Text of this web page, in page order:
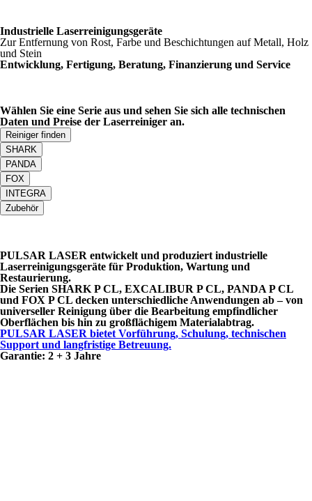
Industrielle Laserreinigungsgeräte
Zur Entfernung von Rost, Farbe und Beschichtungen auf Metall, Holz
und Stein
Entwicklung, Fertigung, Beratung, Finanzierung und Service
Wählen Sie eine Serie aus und sehen Sie sich alle technischen
Daten und Preise der Laserreiniger an.
Reiniger finden
SHARK
PANDA
FOX
INTEGRA
Zubehör
PULSAR LASER entwickelt und produziert industrielle
Laserreinigungsgeräte für Produktion, Wartung und
Restaurierung.
Die Serien SHARK P CL, EXCALIBUR P CL, PANDA P CL
und FOX P CL decken unterschiedliche Anwendungen ab – von
universeller Reinigung über die Bearbeitung empfindlicher
Oberflächen bis hin zu großflächigem Materialabtrag.
PULSAR LASER bietet Vorführung, Schulung, technischen
Support und langfristige Betreuung.
Garantie: 2 + 3 Jahre